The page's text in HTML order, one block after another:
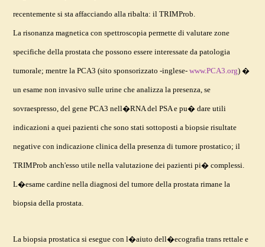
recentemente si sta affacciando alla ribalta: il TRIMProb.
La risonanza magnetica con spettroscopia permette di valutare zone
specifiche della prostata che possono essere interessate da patologia
tumorale; mentre la PCA3 (sito sponsorizzato -inglese-www.PCA3.org) �
un esame non invasivo sulle urine che analizza la presenza, se
sovraespresso, del gene PCA3 nell�RNA del PSA e pu� dare utili
indicazioni a quei pazienti che sono stati sottoposti a biopsie risultate
negative con indicazione clinica della presenza di tumore prostatico; il
TRIMProb anch'esso utile nella valutazione dei pazienti pi� complessi.
L�esame cardine nella diagnosi del tumore della prostata rimane la
biopsia della prostata.
La biopsia prostatica si esegue con l�aiuto dell�ecografia trans rettale e